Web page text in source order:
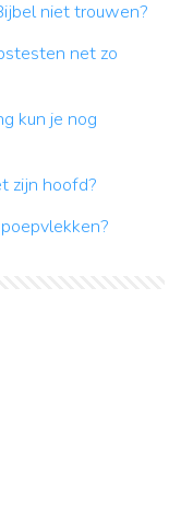
niet trouwen?
net zo
kun je nog
zijn hoofd?